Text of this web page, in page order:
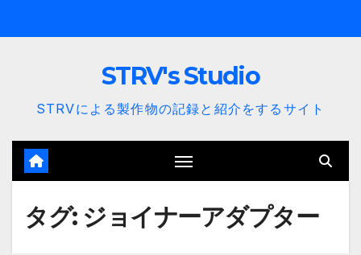
容
STRV's Studio
STRVによる製作物の記録と紹介をするサイト
タグ: ジョイナーアダプター